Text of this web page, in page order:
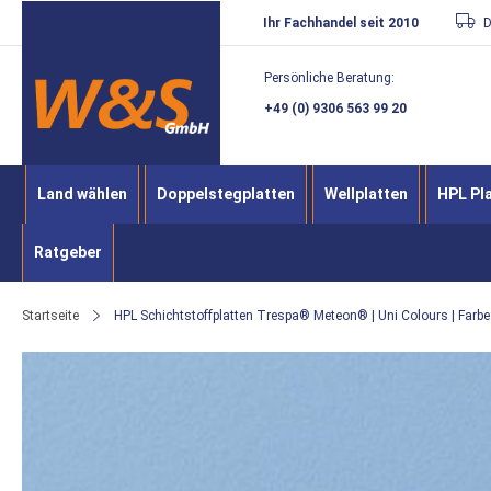
Direkt
zum
Inhalt
Ihr Fachhandel seit 2010
Persönliche Beratung:
+49 (0) 9306 563 99 20
Land wählen Doppelstegplatten Wellplatten HPL
Ratgeber
Startseite HPL Schichtstoffplatten Trespa® Meteon® | Uni Colours |